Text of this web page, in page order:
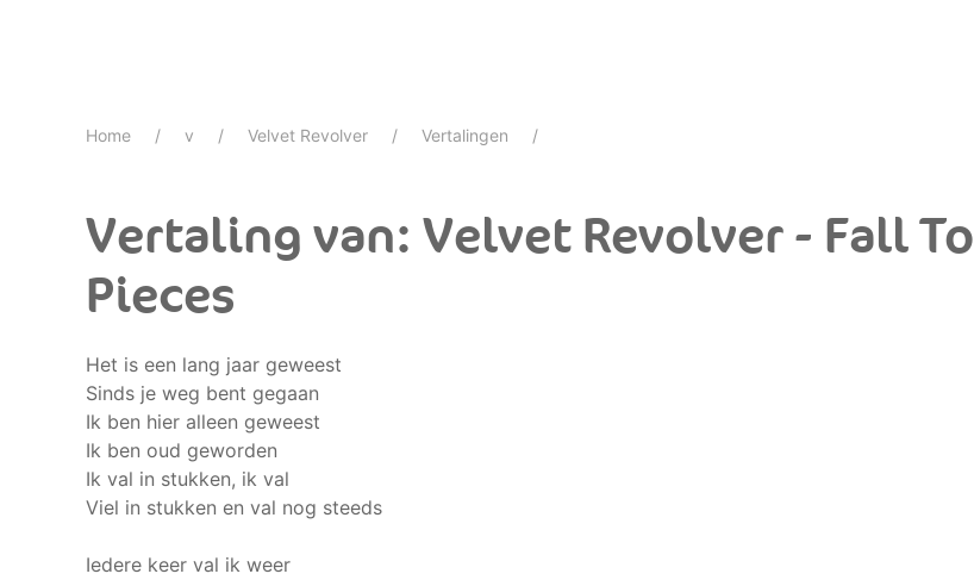
Home v Velvet Revolver Vertalingen
Vertaling van: Velvet Revolver - Fall To
Pieces
Het is een lang jaar geweest
Sinds je weg bent gegaan
Ik ben hier alleen geweest
Ik ben oud geworden
Ik val in stukken, ik val
Viel in stukken en val nog steeds
Iedere keer val ik weer